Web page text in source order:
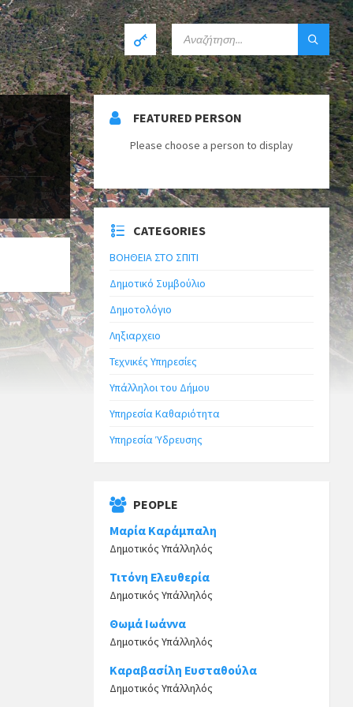
FEATURED PERSON
Please choose a person to display
CATEGORIES
ΒΟΗΘΕΙΑ ΣΤΟ ΣΠΙΤΙ
Δημοτικό Συμβούλιο
Δημοτολόγιο
Ληξιαρχειο
Τεχνικές Υπηρεσίες
Υπάλληλοι του Δήμου
Υπηρεσία Καθαριότητα
Υπηρεσία Ύδρευσης
PEOPLE
Μαρία Καράμπαλη
Δημοτικός Υπάλληλός
Τιτόνη Ελευθερία
Δημοτικός Υπάλληλός
Θωμά Ιωάννα
Δημοτικός Υπάλληλός
Καραβασίλη Ευσταθούλα
Δημοτικός Υπάλληλός